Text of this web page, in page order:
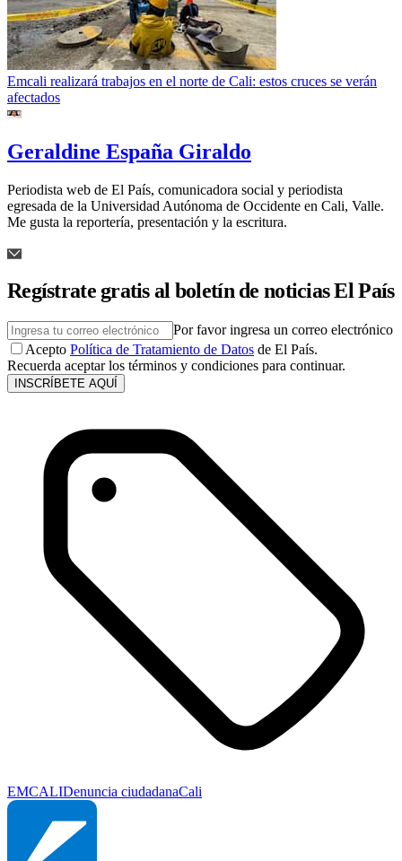
Emcali realizará trabajos en el norte de Cali: estos cruces se verán
afectados
Geraldine España Giraldo
Periodista web de El País, comunicadora social y periodista
egresada de la Universidad Autónoma de Occidente en Cali, Valle.
Me gusta la reportería, presentación y la escritura.
Regístrate gratis al boletín de noticias El País
Por favor ingresa un correo electrónico
Acepto Política de Tratamiento de Datos de El País.
Recuerda aceptar los términos y condiciones para continuar.
INSCRÍBETE AQUÍ
EMCALIDenuncia ciudadanaCali